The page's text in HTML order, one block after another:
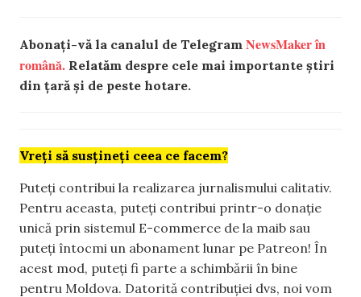
Abonați-vă la canalul de Telegram NewsMaker în
română. Relatăm despre cele mai importante știri
din țară și de peste hotare.
Vreți să susțineți ceea ce facem?
Puteți contribui la realizarea jurnalismului calitativ.
Pentru aceasta, puteți contribui printr-o donație
unică prin sistemul E-commerce de la maib sau
puteți întocmi un abonament lunar pe Patreon! În
acest mod, puteți fi parte a schimbării în bine
pentru Moldova. Datorită contribuției dvs, noi vom